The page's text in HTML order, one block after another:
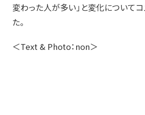
変わった人が多い」と変化についてコ
た。
＜Text & Photo：non＞